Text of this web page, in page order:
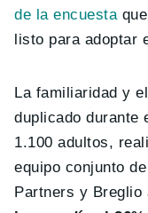
de la encuesta
listo para adoptar
La familiaridad y
duplicado durante
1.100 adultos,
equipo conjunto
Partners y Breglio